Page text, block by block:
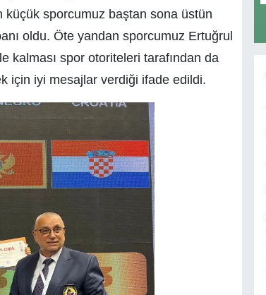
küçük sporcumuz baştan sona üstün
oldu. Öte yandan sporcumuz Ertuğrul
kalması spor otoriteleri tarafından da
için iyi mesajlar verdiği ifade edildi.